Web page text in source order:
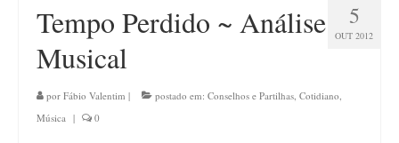
5
OUT 2012
Tempo Perdido ~ Análise
Musical
por Fábio Valentim | postado em: Conselhos e Partilhas, Cotidiano,
Música | 0